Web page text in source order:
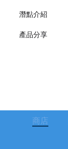
潛點介紹
產品分享
商店